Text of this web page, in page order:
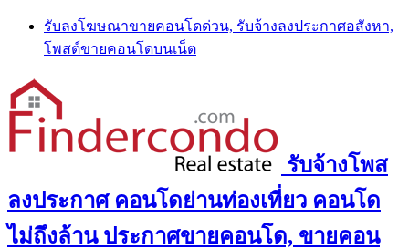
Skip
content
รับลงโฆษณาขายคอนโดด่วน, รับจ้างลงประกาศอสังหา,
โพสต์ขายคอนโดบนเน็ต
รับจ้างโพส
ลงประกาศ คอนโดย่านท่องเที่ยว คอนโด
ไม่ถึงล้าน ประกาศขายคอนโด, ขายคอน